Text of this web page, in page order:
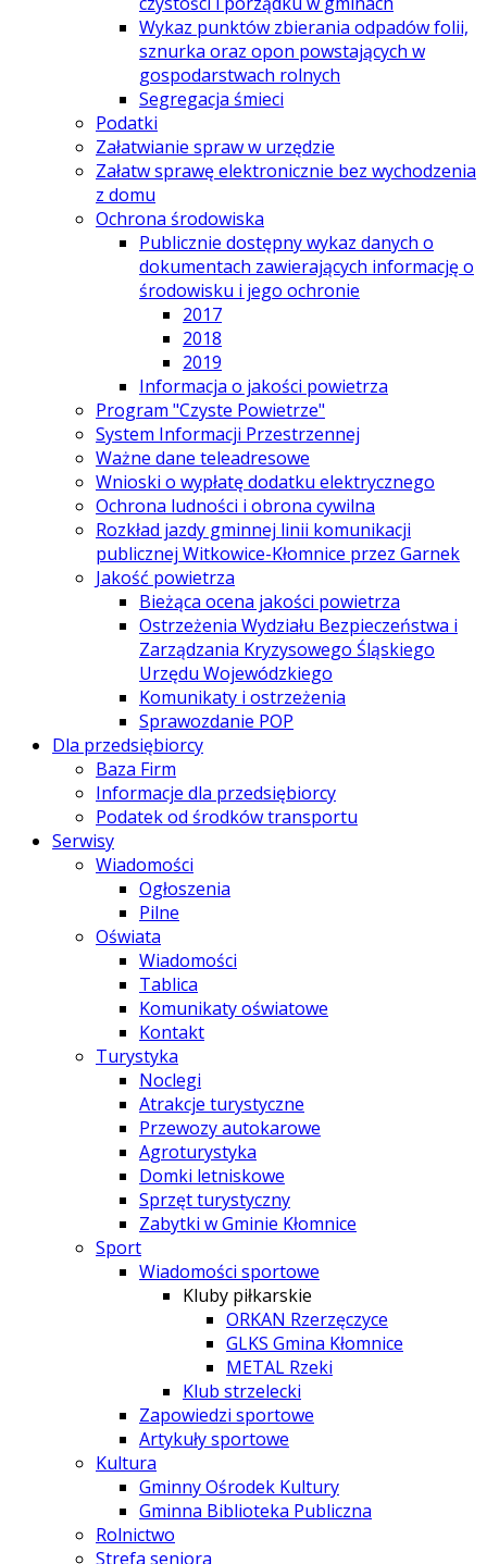
Wykaz punktów zbierania odpadów folii,
sznurka oraz opon powstających w
gospodarstwach rolnych
Segregacja śmieci
Podatki
Załatwianie spraw w urzędzie
Załatw sprawę elektronicznie bez wychodzenia
z domu
Ochrona środowiska
Publicznie dostępny wykaz danych o
dokumentach zawierających informację o
środowisku i jego ochronie
2017
2018
2019
Informacja o jakości powietrza
Program "Czyste Powietrze"
System Informacji Przestrzennej
Ważne dane teleadresowe
Wnioski o wypłatę dodatku elektrycznego
Ochrona ludności i obrona cywilna
Rozkład jazdy gminnej linii komunikacji
publicznej Witkowice-Kłomnice przez Garnek
Jakość powietrza
Bieżąca ocena jakości powietrza
Ostrzeżenia Wydziału Bezpieczeństwa i
Zarządzania Kryzysowego Śląskiego
Urzędu Wojewódzkiego
Komunikaty i ostrzeżenia
Sprawozdanie POP
Dla przedsiębiorcy
Baza Firm
Informacje dla przedsiębiorcy
Podatek od środków transportu
Serwisy
Wiadomości
Ogłoszenia
Pilne
Oświata
Wiadomości
Tablica
Komunikaty oświatowe
Kontakt
Turystyka
Noclegi
Atrakcje turystyczne
Przewozy autokarowe
Agroturystyka
Domki letniskowe
Sprzęt turystyczny
Zabytki w Gminie Kłomnice
Sport
Wiadomości sportowe
Kluby piłkarskie
ORKAN Rzerzęczyce
GLKS Gmina Kłomnice
METAL Rzeki
Klub strzelecki
Zapowiedzi sportowe
Artykuły sportowe
Kultura
Gminny Ośrodek Kultury
Gminna Biblioteka Publiczna
Rolnictwo
Strefa seniora